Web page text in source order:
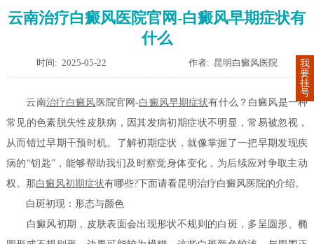
云南治疗白癜风医院官网-白癜风早期症状有
什么
时间: 2025-05-22 作者: 昆明白癜风医院
云南治疗白癜风 医院官网-白癜风早期症状有什么？白癜风是一种
常见的色素脱失性皮肤病，因其发病初期症状不明显，常易被忽视，
从而错过早期干预时机。了解初期症状，就像掌握了一把早期发现疾
病的“钥匙”，能够帮助我们及时察觉身体变化，为后续应对争取主动
权。那白癜风初期症状有哪些?下面请看昆明治疗白癜风医院的介绍。
白斑初现：形态与颜色
白癜风初期，皮肤表面会出现形状不规则的白斑，多呈圆形、椭
我
要
挂
号